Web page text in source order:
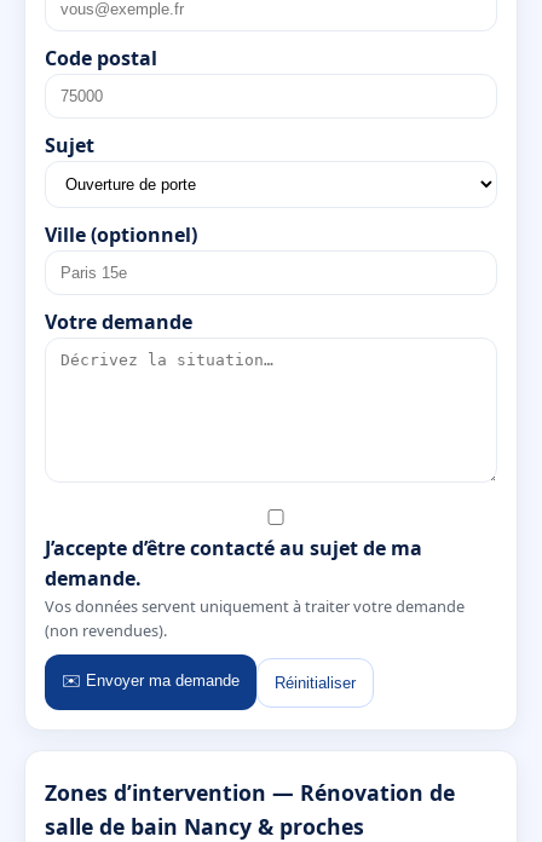
Code postal
Sujet
Ville (optionnel)
Votre demande
J’accepte d’être contacté au sujet de ma
demande.
Vos données servent uniquement à traiter votre demande
(non revendues).
✉️ Envoyer ma demande Réinitialiser
Zones d’intervention — Rénovation de
salle de bain Nancy & proches